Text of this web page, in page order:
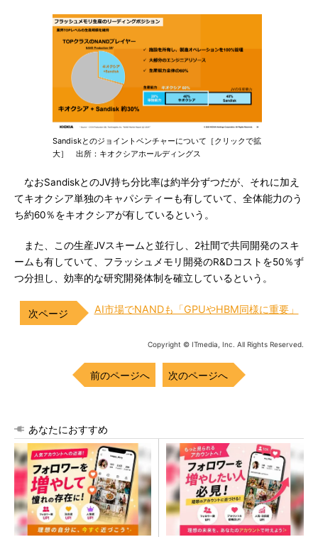
Sandiskとのジョイントベンチャーについて［クリックで拡
大］ 出所：キオクシアホールディングス
なおSandiskとのJV持ち分比率は約半分ずつだが、それに加え
てキオクシア単独のキャパシティーも有していて、全体能力のう
ち約60％をキオクシアが有しているという。
また、この生産JVスキームと並行し、2社間で共同開発のスキ
ームも有していて、フラッシュメモリ開発のR&Dコストを50％ず
つ分担し、効率的な研究開発体制を確立しているという。
AI市場でNANDも「GPUやHBM同様に重要」
Copyright © ITmedia, Inc. All Rights Reserved.
前のページへ 次のページへ
あなたにおすすめ